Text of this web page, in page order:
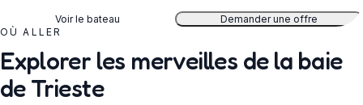
Voir le bateau
Demander une offre
OÙ ALLER
Explorer les merveilles de la baie
de Trieste